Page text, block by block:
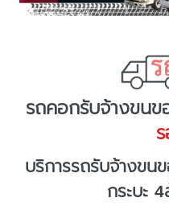
รถคอกรับจ้างขน
บริการรถรับจ้างข
กระบะ